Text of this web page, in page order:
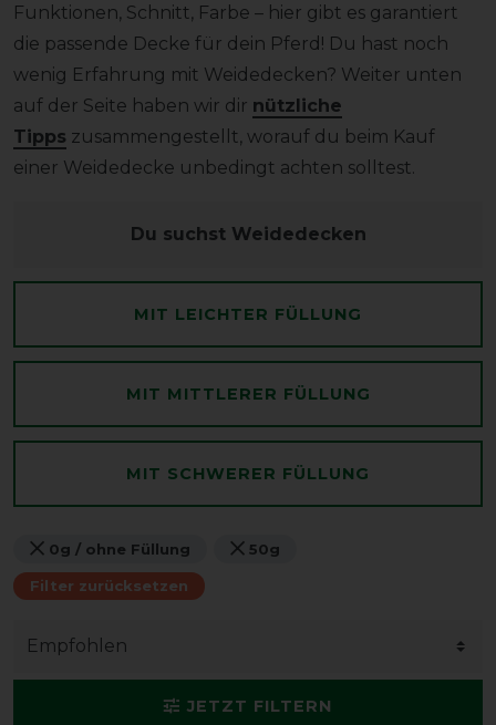
Funktionen, Schnitt, Farbe – hier gibt es garantiert
die passende Decke für dein Pferd! Du hast noch
wenig Erfahrung mit Weidedecken? Weiter unten
auf der Seite haben wir dir nützliche
Tipps zusammengestellt, worauf du beim Kauf
einer Weidedecke unbedingt achten solltest.
Du suchst Weidedecken
MIT LEICHTER FÜLLUNG
MIT MITTLERER FÜLLUNG
MIT SCHWERER FÜLLUNG
0g / ohne Füllung 50g
Filter zurücksetzen
JETZT FILTERN